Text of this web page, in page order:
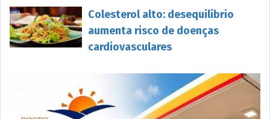
Colesterol alto: desequilíbrio
aumenta risco de doenças
cardiovasculares